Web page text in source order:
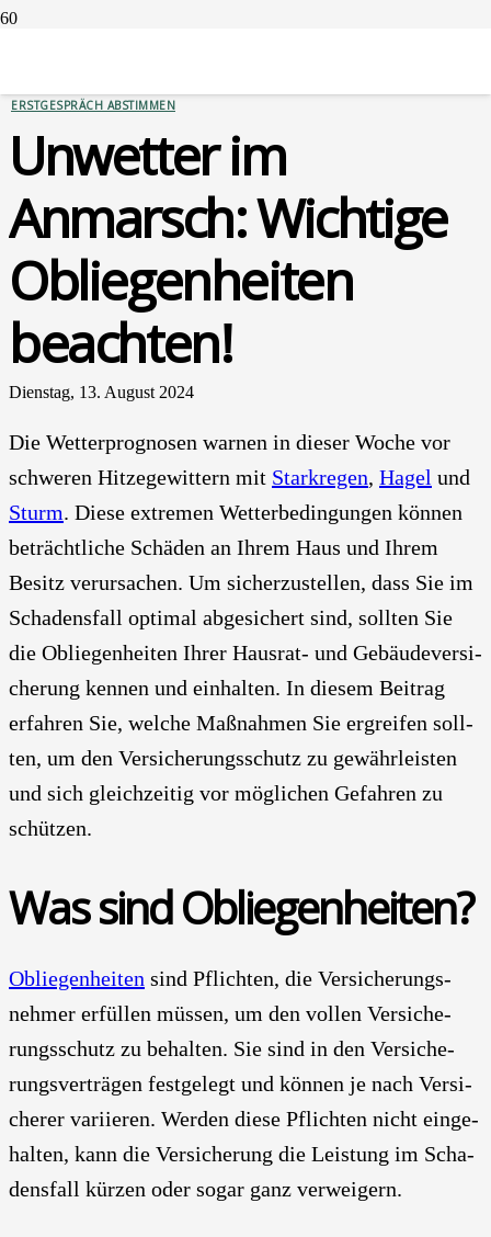
ERSTGESPRÄCH ABSTIMMEN
Unwet­ter im
Anmarsch: Wich­ti­ge
Oblie­gen­hei­ten
beach­ten!
Dienstag, 13. August 2024
Die Wet­ter­pro­gno­sen war­nen in die­ser Woche vor
schwe­ren Hit­ze­ge­wit­tern mit Stark­re­gen, Hagel und
Sturm. Die­se extre­men Wet­ter­be­din­gun­gen kön­nen
beträcht­li­che Schä­den an Ihrem Haus und Ihrem
Besitz ver­ur­sa­chen. Um sicher­zu­stel­len, dass Sie im
Scha­dens­fall opti­mal abge­si­chert sind, soll­ten Sie
die Oblie­gen­hei­ten Ihrer Haus­rat- und Gebäu­de­ver­si­
che­rung ken­nen und ein­hal­ten. In die­sem Bei­trag
erfah­ren Sie, wel­che Maß­nah­men Sie ergrei­fen soll­
ten, um den Ver­si­che­rungs­schutz zu gewähr­leis­ten
und sich gleich­zei­tig vor mög­li­chen Gefah­ren zu
schüt­zen.
Was sind Oblie­gen­hei­ten?
Oblie­gen­hei­ten sind Pflich­ten, die Ver­si­che­rungs­
neh­mer erfül­len müs­sen, um den vol­len Ver­si­che­
rungs­schutz zu behal­ten. Sie sind in den Ver­si­che­
rungs­ver­trä­gen fest­ge­legt und kön­nen je nach Ver­si­
che­rer vari­ie­ren. Wer­den die­se Pflich­ten nicht ein­ge­
hal­ten, kann die Ver­si­che­rung die Leis­tung im Scha­
dens­fall kür­zen oder sogar ganz ver­wei­gern.